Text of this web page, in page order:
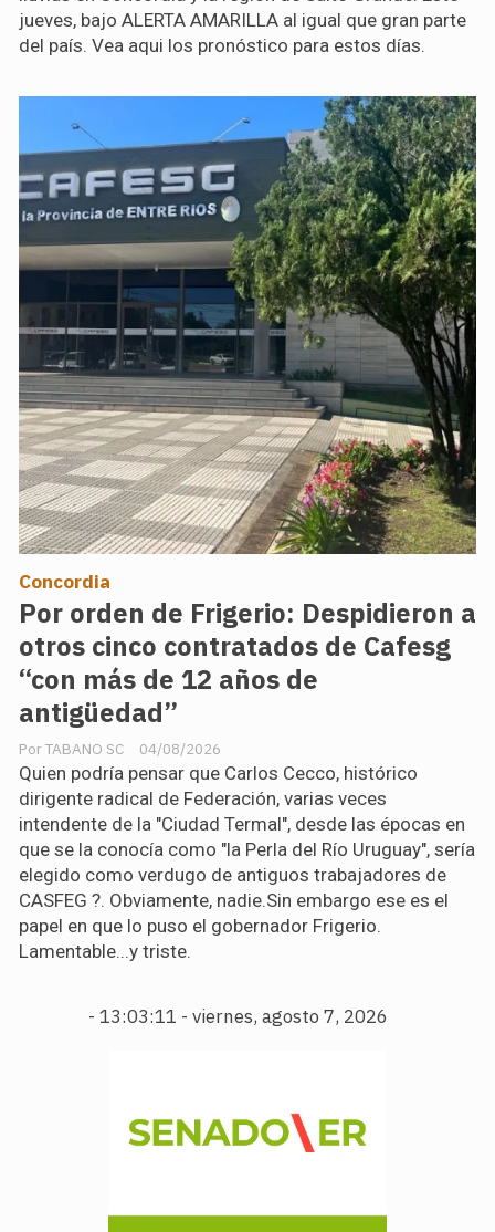
jueves, bajo ALERTA AMARILLA al igual que gran parte
del país. Vea aqui los pronóstico para estos días.
Por orden de Frigerio: Despidieron a
otros cinco contratados de Cafesg
“con más de 12 años de
antigüedad”
TABANO SC
Concordia
04/08/2026
Quien podría pensar que Carlos Cecco, histórico
dirigente radical de Federación, varias veces
intendente de la "Ciudad Termal", desde las épocas en
que se la conocía como "la Perla del Río Uruguay", sería
elegido como verdugo de antiguos trabajadores de
CASFEG ?. Obviamente, nadie.Sin embargo ese es el
papel en que lo puso el gobernador Frigerio.
Lamentable...y triste.
- 13:03:12 - viernes, agosto 7, 2026